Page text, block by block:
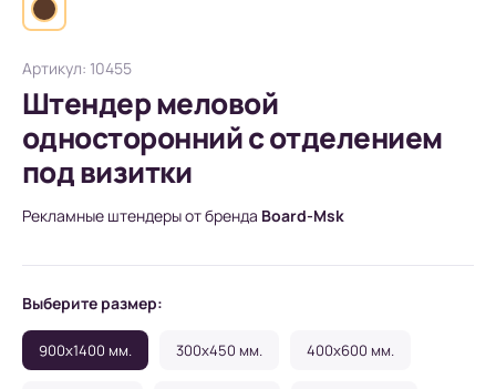
Артикул: 10455
Штендер меловой
односторонний с отделением
под визитки
Рекламные штендеры от бренда Board-Msk
Выберите размер:
900x1400 мм. 300x450 мм. 400x600 мм.